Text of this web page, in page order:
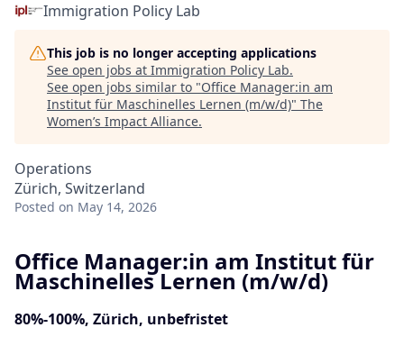
Immigration Policy Lab
This job is no longer accepting applications
See open jobs at Immigration Policy Lab.
See open jobs similar to "Office Manager:in am
Institut für Maschinelles Lernen (m/w/d)" The
Women’s Impact Alliance.
Operations
Zürich, Switzerland
Posted on May 14, 2026
Office Manager:in am Institut für
Maschinelles Lernen (m/w/d)
80%-100%, Zürich, unbefristet